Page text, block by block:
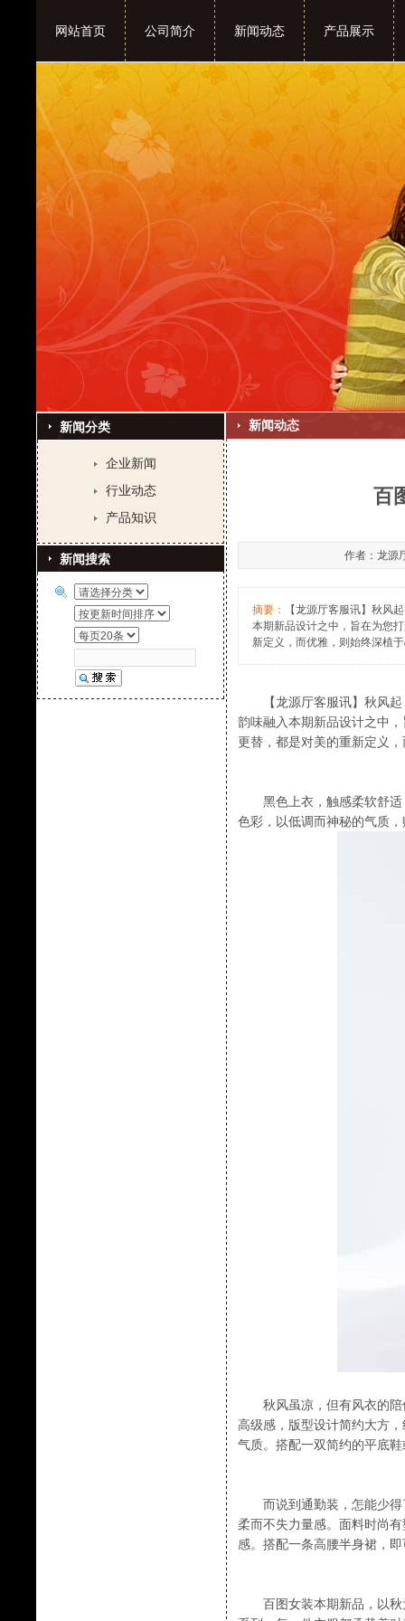
网站首页 公司简介 新闻动态 产品展示
新闻搜索
新闻分类
企业新闻
行业动态
产品知识
新闻动态
百
作者：龙
摘要：
【龙源厅客服讯】秋风
本期新品设计之中，旨在为您
新定义，而优雅，则始终深植
【龙源厅客服讯】秋风起
韵味融入本期新品设计之中
更替，都是对美的重新定义
黑色上衣，触感柔软舒适
色彩，以低调而神秘的气质
秋风虽凉，但有风衣的陪
高级感，版型设计简约大方
气质。搭配一双简约的平底
而说到通勤装，怎能少得
柔而不失力量感。面料时尚
感。搭配一条高腰半身裙，
百图女装本期新品，以秋